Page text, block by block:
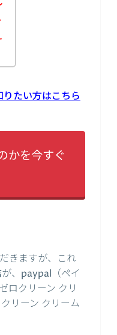
たい方はこちら
かを今すぐ
きますが、これ
、paypal（ペイ
ロクリーン クリ
リーン クリーム